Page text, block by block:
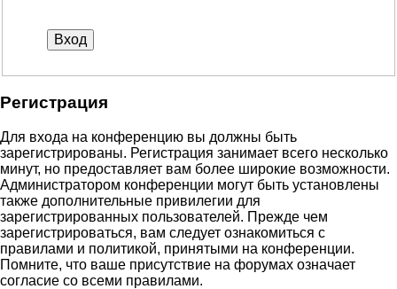
Регистрация
Для входа на конференцию вы должны быть
зарегистрированы. Регистрация занимает всего несколько
минут, но предоставляет вам более широкие возможности.
Администратором конференции могут быть установлены
также дополнительные привилегии для
зарегистрированных пользователей. Прежде чем
зарегистрироваться, вам следует ознакомиться с
правилами и политикой, принятыми на конференции.
Помните, что ваше присутствие на форумах означает
согласие со всеми правилами.